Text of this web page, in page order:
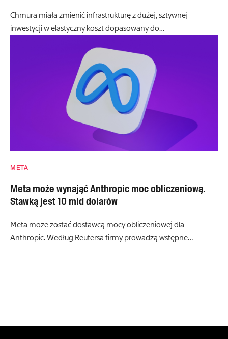
Chmura miała zmienić infrastrukturę z dużej, sztywnej
inwestycji w elastyczny koszt dopasowany do…
META
Meta może wynająć Anthropic moc obliczeniową.
Stawką jest 10 mld dolarów
Meta może zostać dostawcą mocy obliczeniowej dla
Anthropic. Według Reutersa firmy prowadzą wstępne…